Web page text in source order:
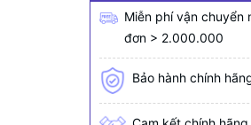
Miễn phí vận chuyển
đơn > 2.000.000
Bảo hành chính